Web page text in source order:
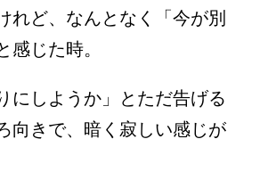
れど、なんとなく「今が別
じた時。
にしようか」とただ告げる
向きで、暗く寂しい感じが